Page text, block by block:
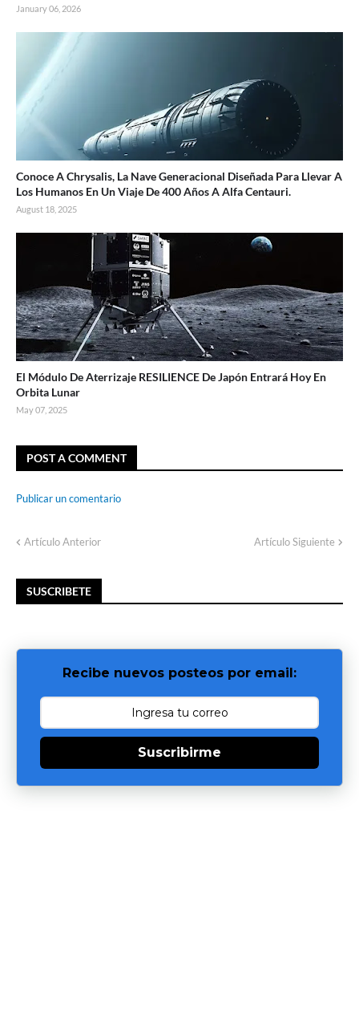
January 06, 2026
Conoce A Chrysalis, La Nave Generacional Diseñada Para Llevar A
Los Humanos En Un Viaje De 400 Años A Alfa Centauri.
August 18, 2025
El Módulo De Aterrizaje RESILIENCE De Japón Entrará Hoy En
Orbita Lunar
May 07, 2025
POST A COMMENT
Publicar un comentario
Artículo Anterior Artículo Siguiente
SUSCRIBETE
Recibe nuevos posteos por email:
Suscribirme